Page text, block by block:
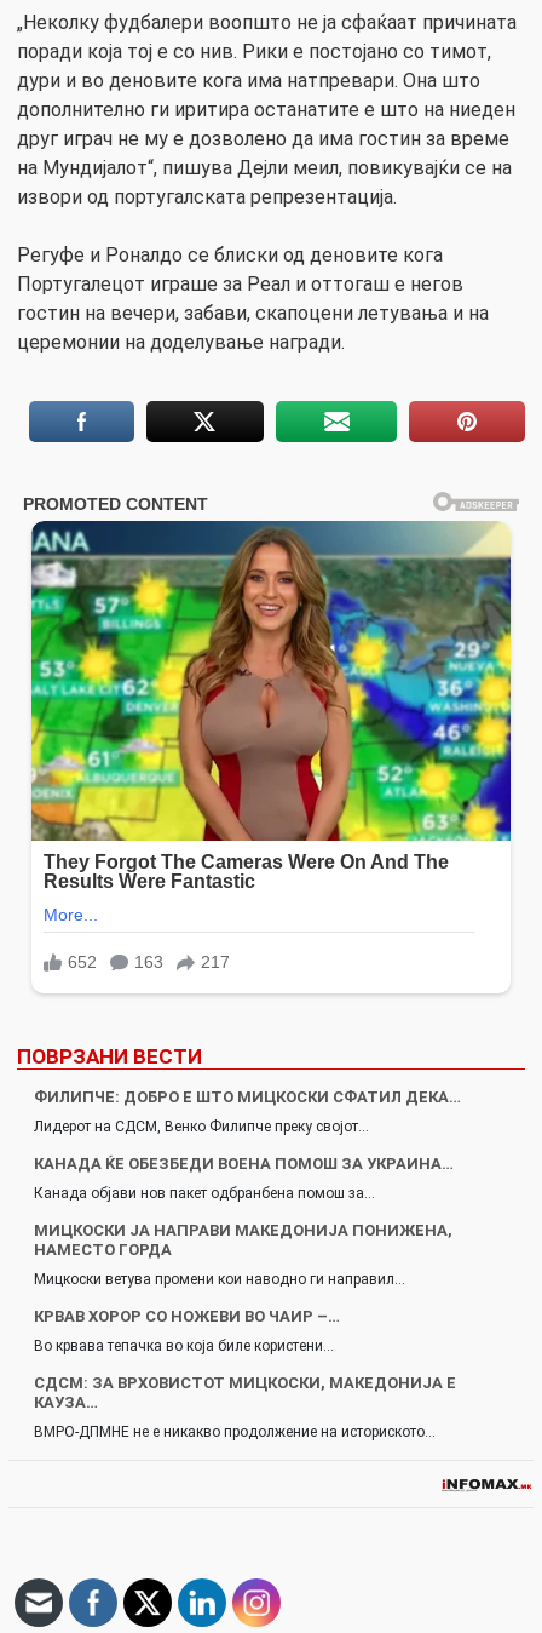
„Неколку фудбалери воопшто не ја сфаќаат причината
поради која тој е со нив. Рики е постојано со тимот,
дури и во деновите кога има натпревари. Она што
дополнително ги иритира останатите е што на ниеден
друг играч не му е дозволено да има гостин за време
на Мундијалот“, пишува Дејли меил, повикувајќи се на
извори од португалската репрезентација.
Регуфе и Роналдо се блиски од деновите кога
Португалецот играше за Реал и оттогаш е негов
гостин на вечери, забави, скапоцени летувања и на
церемонии на доделување награди.
ПОВРЗАНИ ВЕСТИ
ФИЛИПЧЕ: ДОБРО Е ШТО МИЦКОСКИ СФАТИЛ ДЕКА…
Лидерот на СДСМ, Венко Филипче преку својот…
КАНАДА ЌЕ ОБЕЗБЕДИ ВОЕНА ПОМОШ ЗА УКРАИНА…
Канада објави нов пакет одбранбена помош за…
МИЦКОСКИ ЈА НАПРАВИ МАКЕДОНИЈА ПОНИЖЕНА,
НАМЕСТО ГОРДА
Мицкоски ветува промени кои наводно ги направил…
КРВАВ ХОРОР СО НОЖЕВИ ВО ЧАИР –…
Во крвава тепачка во која биле користени…
СДСМ: ЗА ВРХОВИСТОТ МИЦКОСКИ, МАКЕДОНИЈА Е
КАУЗА…
ВМРО-ДПМНЕ не е никакво продолжение на историското…